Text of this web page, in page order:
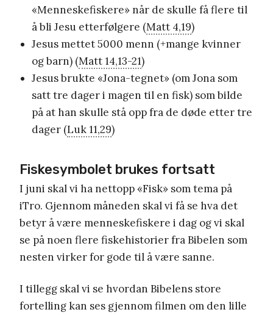
«Menneskefiskere» når de skulle få flere til
å bli Jesu etterfølgere (Matt 4,19)
Jesus mettet 5000 menn (+mange kvinner
og barn) (Matt 14,13-21)
Jesus brukte «Jona-tegnet» (om Jona som
satt tre dager i magen til en fisk) som bilde
på at han skulle stå opp fra de døde etter tre
dager (Luk 11,29)
Fiskesymbolet brukes fortsatt
I juni skal vi ha nettopp «Fisk» som tema på
iTro. Gjennom måneden skal vi få se hva det
betyr å være menneskefiskere i dag og vi skal
se på noen flere fiskehistorier fra Bibelen som
nesten virker for gode til å være sanne.
I tillegg skal vi se hvordan Bibelens store
fortelling kan ses gjennom filmen om den lille